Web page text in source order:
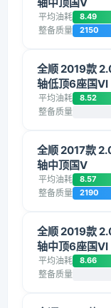
平均油耗 8.49
整备质量 2150
全顺 2019款
轴低顶6座国VI
平均油耗 8.52
整备质量
全顺 2017款
轴中顶国V
平均油耗 8.57
整备质量 2190
全顺 2019款
轴中顶6座国VI
平均油耗 8.66
整备质量